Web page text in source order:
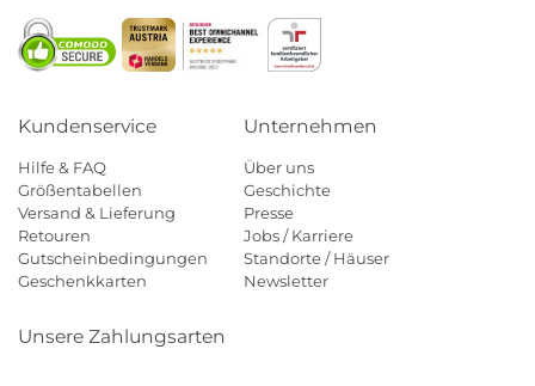
Kundenservice
Hilfe & FAQ
Größentabellen
Versand & Lieferung
Retouren
Gutscheinbedingungen
Geschenkkarten
Unternehmen
Über uns
Geschichte
Presse
Jobs / Karriere
Standorte / Häuser
Newsletter
Unsere Zahlungsarten